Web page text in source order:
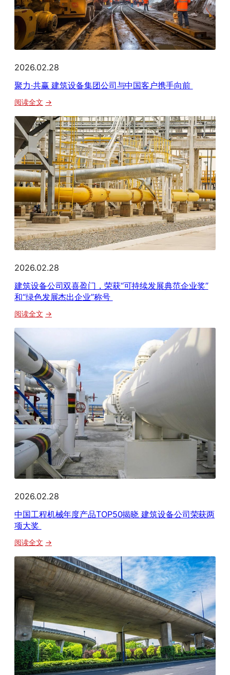
2026.02.28
聚力·共赢 建筑设备集团公司与中国客户携手向前
阅读全文 ：
力
·
共
赢
建
筑
设
备
集
团
公
与
国
客
户
前
2026.02.28
建筑设备公司双喜盈门，荣获“可持续发展典范企业奖”
和“绿色发展杰出企业”称号
阅读全文 ：
备
公
司
双
喜
盈
门，
荣
获
“可
持
发
展
业
奖”
和
色
发
展
杰
出
企
2026.02.28
中国工程机械年度产品TOP50揭晓 建筑设备公司荣获两
项大奖
阅读全文 ：
国
工
程
械
年
度
产
品
TOP50